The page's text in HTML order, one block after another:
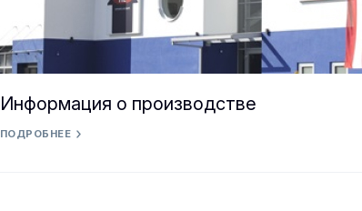
Информация о производстве
ПОДРОБНЕЕ